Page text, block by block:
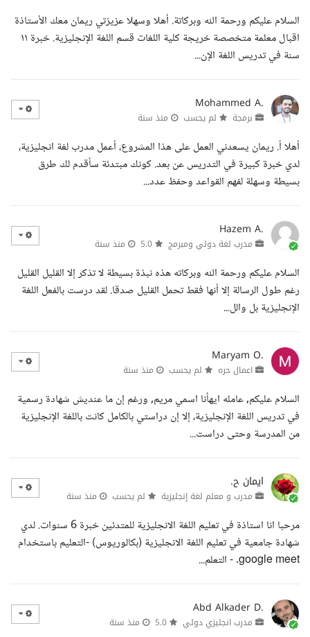
السلام عليكم ورحمة الله وبركاتة. أهلا وسهلا عزيزتي ريمان معك الأستاذة
اقبال معلمة متخصصة خريجة كلية اللغات قسم اللغة الإنجليزية. خبرة ١١
سنة في تدريس اللغة الإن...
Mohammed A.
برمجة لم يحسب منذ سنة
أهلا أ. ريمان يسعدني العمل على هذا المشروع، أعمل مدرب لغة انجليزية،
لدي خبرة كبيرة في التدريس عن بعد. كونك مبتدئة سأقدم لك طرق
بسيطة وسهلة لفهم القواعد وحفظ عدد...
Hazem A.
مدرب لغة دولي ومبرمج منذ سنة
السلام عليكم ورحمة الله وبركاته هذه نبذة بسيطة لا تذكر إلا القليل القليل
رغم طول الرسالة إلا أنها فقط تحمل القليل صدقا. لقد درست بالفعل اللغة
الإنجليزية بل والل...
Maryam O.
اعمال حره لم يحسب منذ سنة
السلام عليكم, عامله ايهأنا اسمي مريم, ورغم إن ما عنديش شهادة رسمية
في تدريس اللغة الإنجليزية، إلا إن دراستي بالكامل كانت باللغة الإنجليزية
من المدرسة وحتى دراست...
ايمان ح.
مدرب و معلم لغة إنجليزية لم يحسب منذ سنة
مرحبا انا استاذة في تعليم اللغة الانجليزية للمتدئين خبرة 6 سنوات. لدي
شهادة جامعية في تعليم اللغة الانجليزية (بكالوريوس) -التعليم باستخدام
google meet. - التعلم...
Abd Alkader D.
مدرب انجليزي دولي منذ سنة